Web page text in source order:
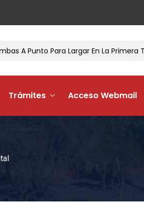
Para Largar En La Primera
Trámites Acceso Webmail